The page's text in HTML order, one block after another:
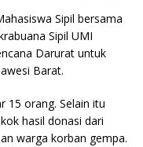
Sipil bersama
Sipil UMI
Darurat untuk
Barat.
15 orang. Selain itu
hasil donasi dari
warga korban gempa.